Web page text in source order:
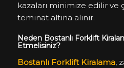
kazaları minimize edilir ve
teminat altına alınır.
Neden Bostanlı Forklift
Etmelisiniz?
Bostanlı Forklift Kiralama,